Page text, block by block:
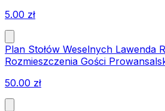
5.00 zł
Plan Stołów Weselnych Lawenda
Rozmieszczenia Gości
50.00 zł